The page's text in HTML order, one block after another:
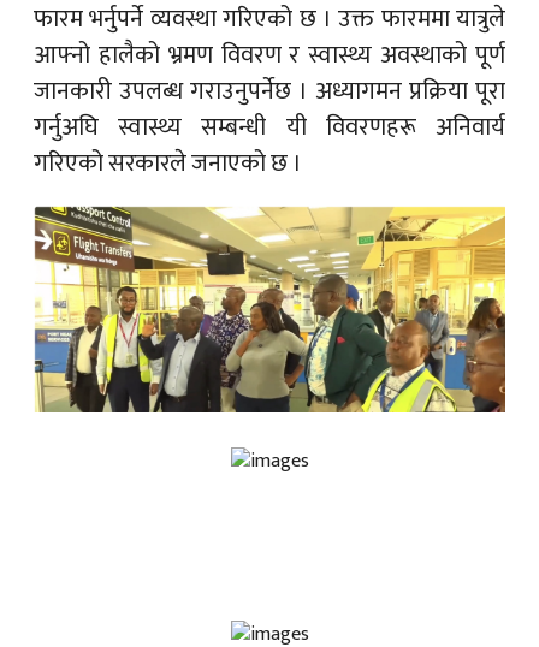
फारम भर्नुपर्ने व्यवस्था गरिएको छ । उक्त फारममा यात्रुले
आफ्नो हालैको भ्रमण विवरण र स्वास्थ्य अवस्थाको पूर्ण
जानकारी उपलब्ध गराउनुपर्नेछ । अध्यागमन प्रक्रिया पूरा
गर्नुअघि स्वास्थ्य सम्बन्धी यी विवरणहरू अनिवार्य
गरिएको सरकारले जनाएको छ ।